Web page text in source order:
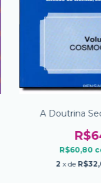
A Doutrina
R$60,80
2 x de